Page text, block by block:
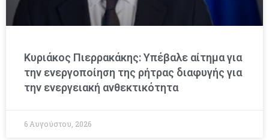
Κυριάκος Πιερρακάκης: Υπέβαλε αίτημα για
την ενεργοποίηση της ρήτρας διαφυγής για
την ενεργειακή ανθεκτικότητα
6 Αυγούστου, 2026